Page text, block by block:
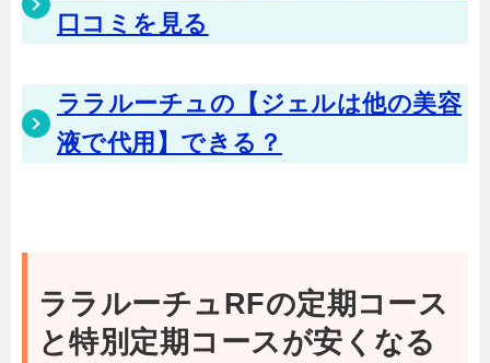
口コミを見る
ララルーチュの【ジェルは他の美容
液で代用】できる？
ララルーチュRFの定期コース
と特別定期コースが安くなる